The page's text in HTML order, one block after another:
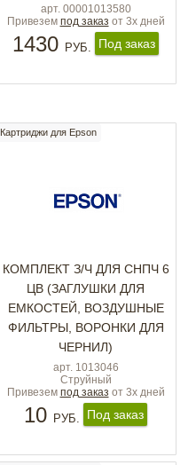
арт. 00001013580
Привезем под заказ от 3х дней
1430 РУБ. Под заказ
Картриджи для Epson
КОМПЛЕКТ З/Ч ДЛЯ СНПЧ 6
ЦВ (ЗАГЛУШКИ ДЛЯ
ЕМКОСТЕЙ, ВОЗДУШНЫЕ
ФИЛЬТРЫ, ВОРОНКИ ДЛЯ
ЧЕРНИЛ)
арт. 1013046
Струйный
Привезем под заказ от 3х дней
10 РУБ. Под заказ